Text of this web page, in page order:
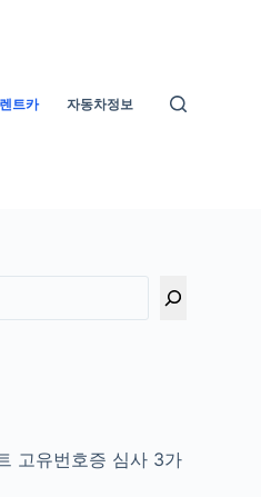
트카 자동차정보
고유번호증 심사 3가